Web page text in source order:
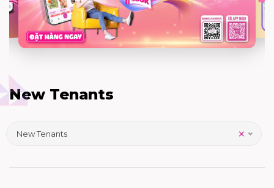
New Tenants
×
New Tenants